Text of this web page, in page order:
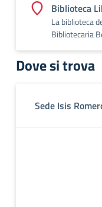
Biblioteca
La biblioteca
Bibliotecaria
Dove si trova
Sede Isis